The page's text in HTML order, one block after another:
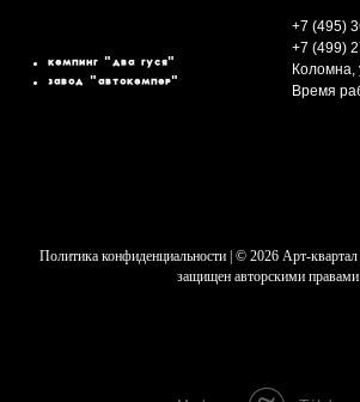
КЕМПИНГ "ДВА ГУСЯ"
ЗАВОД "АВТОКЕМПЕР"
+7 (495)
+7 (499)
Коломна,
Время
Политика конфиденциальности | © 2026 Арт-
защищен авторскими правами